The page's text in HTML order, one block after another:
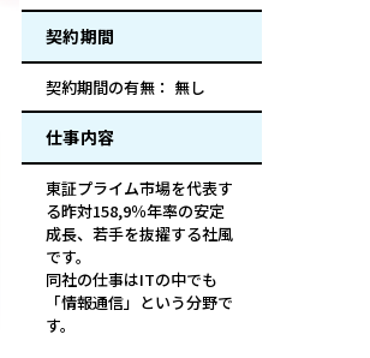
契約期間
契約期間の有無： 無し
仕事内容
東証プライム市場を代表す
る昨対158,9％年率の安定
成長、若手を抜擢する社風
です。
同社の仕事はITの中でも
「情報通信」という分野で
す。